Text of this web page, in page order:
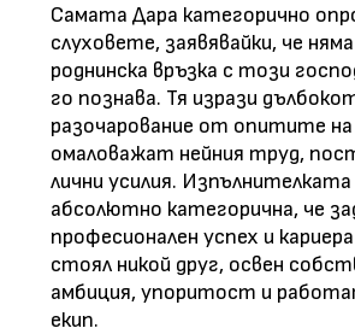
Самата Дара категорично
слуховете, заявявайки, че
роднинска връзка с този
го познава. Тя изрази
разочарование от опитите на
омаловажат нейния труд,
лични усилия.
абсолютно категорична, че
професионален успех и
стоял никой друг, освен
амбиция, упоритост и
екип.